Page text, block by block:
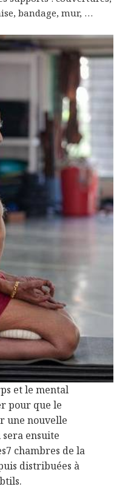
bandage, mur, …
et le mental
pour que le
une nouvelle
ensuite
chambres de la
distribuées à